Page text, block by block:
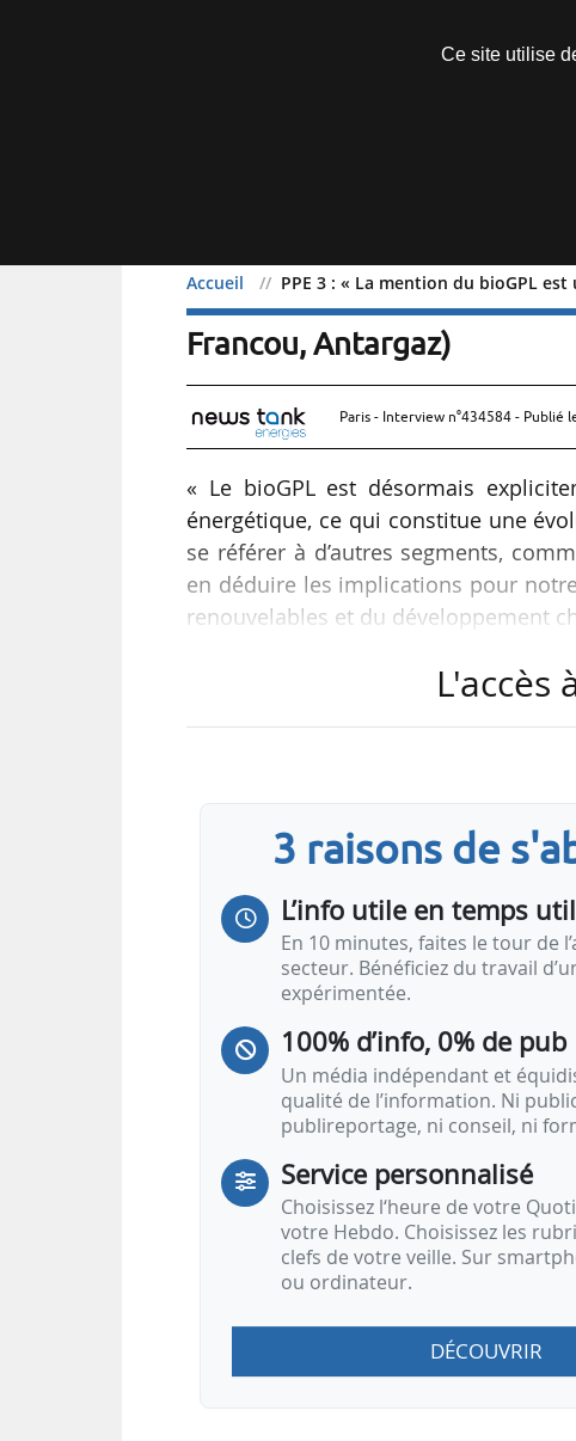
Accueil PPE 3 : « La mention du bioGPL
PPE 3 : « La mention du
Francou, Antargaz)
Paris - Interview n°434584 - Publié
« Le bioGPL est désormais
énergétique, ce qui constitue une
se référer à d’autres segments,
en déduire les implications pour
renouvelables et du développement
« Le positionnement du GPL à
l’équilibre économique des
L'accès
3 raisons de
L’info utile en temps
En 10 minutes, faites le tour de
secteur. Bénéficiez du travail
expérimentée.
100% d’info, 0% de pub
Un média indépendant et
qualité de l’information. Ni
publireportage, ni conseil, ni
Service personnalisé
Choisissez l‘heure de votre
votre Hebdo. Choisissez les
clefs de votre veille. Sur
ou ordinateur.
DÉCOUVRIR
Ce site utilise